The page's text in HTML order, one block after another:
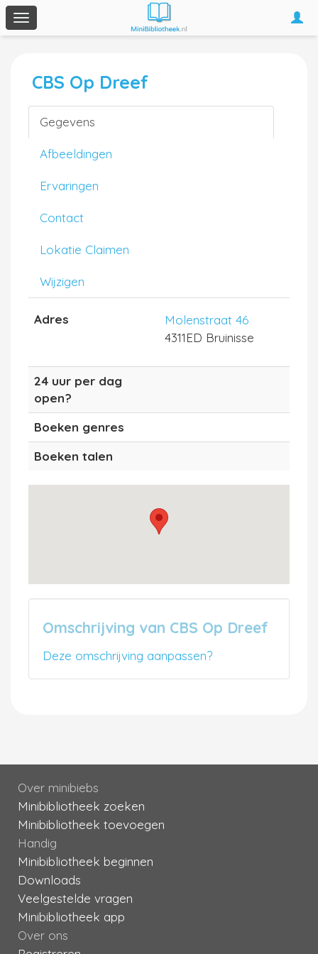
Toggle
navigation
CBS Op Dreef
Gegevens
Afbeeldingen
Ervaringen
Contact
Lokatie Claimen
Wijzigen
Adres
Molenstraat 46
4311ED Bruinisse
24 uur per dag
open?
Boeken genres
Boeken talen
Omschrijving van CBS Op Dreef
Deze omschrijving aanpassen?
Over minibiebs
Minibibliotheek zoeken
Minibibliotheek toevoegen
Handig
Minibibliotheek beginnen
Downloads
Veelgestelde vragen
Minibibliotheek app
Over ons